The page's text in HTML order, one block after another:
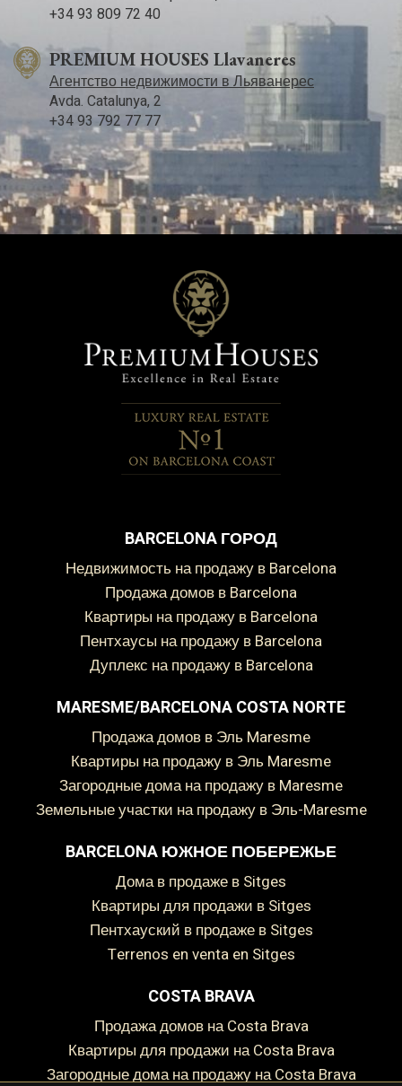
+34 93 809 72 40
PREMIUM HOUSES Llavaneres
Агентство недвижимости в Льяванерес
Avda. Catalunya, 2
+34 93 792 77 77
BARCELONA ГОРОД
Недвижимость на продажу в Barcelona
Продажа домов в Barcelona
Квартиры на продажу в Barcelona
Пентхаусы на продажу в Barcelona
Дуплекс на продажу в Barcelona
MARESME/BARCELONA COSTA NORTE
Продажа домов в Эль Maresme
Квартиры на продажу в Эль Maresme
Загородные дома на продажу в Maresme
Земельные участки на продажу в Эль-Maresme
BARCELONA ЮЖНОЕ ПОБЕРЕЖЬЕ
дома в продаже в Sitges
Квартиры для продажи в Sitges
пентхауский в продаже в Sitges
Terrenos en venta en Sitges
COSTA BRAVA
Продажа домов на Costa Brava
Квартиры для продажи на Costa Brava
Загородные дома на продажу на Costa Brava
Сохранить настройки